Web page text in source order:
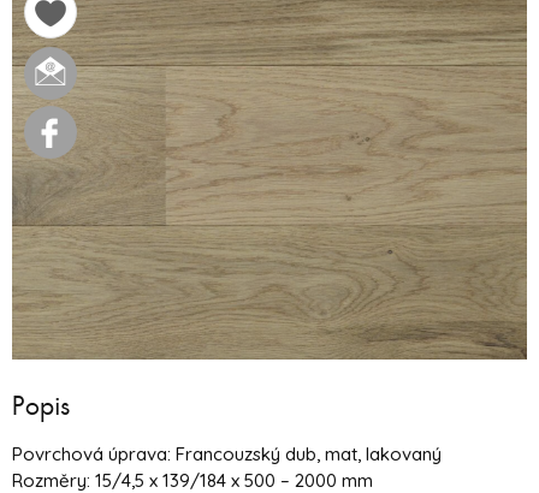
Popis
Povrchová úprava: Francouzský dub, mat, lakovaný
Rozměry: 15/4,5 x 139/184 x 500 – 2000 mm